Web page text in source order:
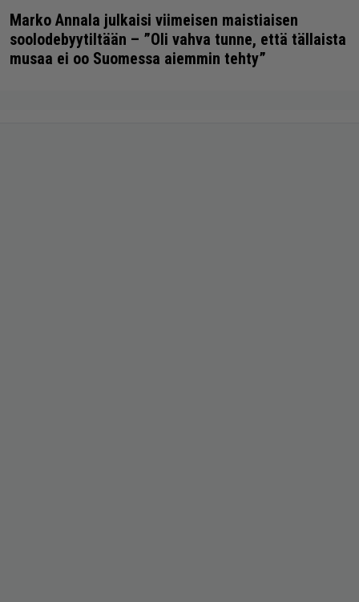
Marko Annala julkaisi viimeisen maistiaisen
soolodebyytiltään – ”Oli vahva tunne, että tällaista
musaa ei oo Suomessa aiemmin tehty”